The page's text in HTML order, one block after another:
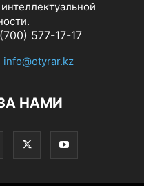
577-17-17
info@otyrar.kz
НАМИ